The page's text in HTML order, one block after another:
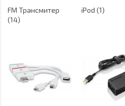
FM Трансмитер
(14)
iPod (1)